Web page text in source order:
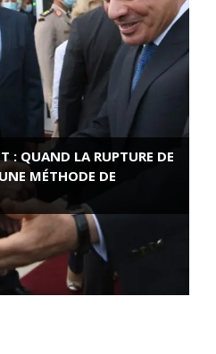
: QUAND LA RUPTURE DE
MÉTHODE DE
DE LA RESISTANCE